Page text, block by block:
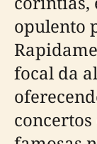
opulento
focal da